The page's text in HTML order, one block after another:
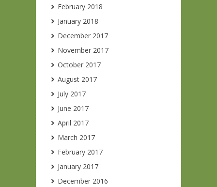
February 2018
January 2018
December 2017
November 2017
October 2017
August 2017
July 2017
June 2017
April 2017
March 2017
February 2017
January 2017
December 2016